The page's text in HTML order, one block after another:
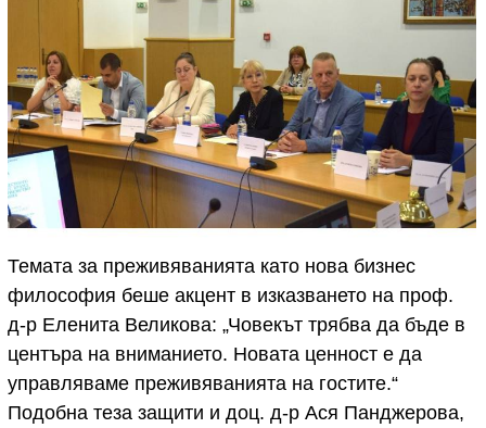
Темата за преживяванията като нова бизнес
философия беше акцент в изказването на проф.
д-р Еленита Великова: „Човекът трябва да бъде в
центъра на вниманието. Новата ценност е да
управляваме преживяванията на гостите.“
Подобна теза защити и доц. д-р Ася Панджерова,